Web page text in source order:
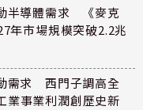
半導體需求 《麥克
年市場規模突破2.2兆
需求 西門子調高全
業事業利潤創歷史新